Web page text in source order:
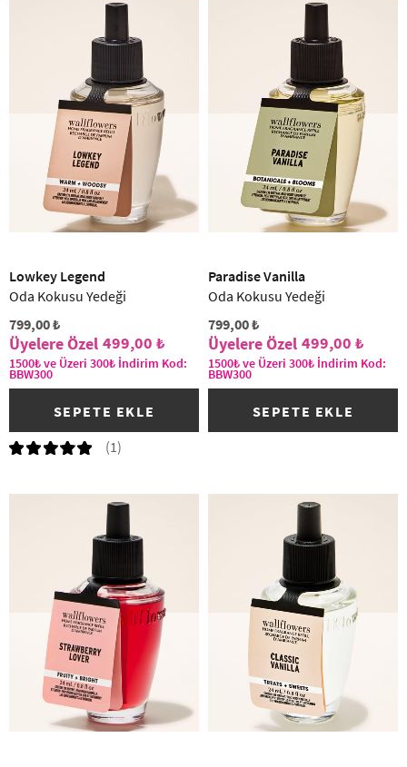
Lowkey Legend
Oda Kokusu Yedeği
799,00 ₺
499,00 ₺
1500₺ ve Üzeri 300₺ İndirim Kod:
BBW300
(1)
SEPETE EKLE
Paradise Vanilla
Oda Kokusu Yedeği
799,00 ₺
499,00 ₺
1500₺ ve Üzeri 300₺ İndirim Kod:
BBW300
SEPETE EKLE